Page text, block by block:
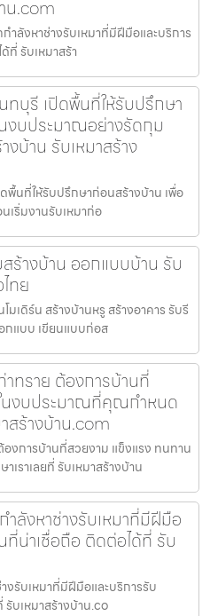
น.com
ำลังหาช่างรับเหมาที่มีฝีมือและบริการ
ที่ รับเหมาสร้า
บุรี เปิดพื้นที่ให้รับปรึกษา
งบประมาณอย่างรัดกุม
งบ้าน รับเหมาสร้าง
พื้นที่ให้รับปรึกษาก่อนสร้างบ้าน เพื่อ
ริ่มงานรับเหมาก่อ
ร้างบ้าน ออกแบบบ้าน รับ
ทย
เดิร์น สร้างบ้านหรู สร้างอาคาร รับรี
กแบบ เขียนแบบก่อส
ทราย ต้องการบ้านที่
นงบประมาณที่คุณกำหนด
สร้างบ้าน.com
งการบ้านที่สวยงาม แข็งแรง ทนทาน
ราเลยที่ รับเหมาสร้างบ้าน
ลังหาช่างรับเหมาที่มีฝีมือ
น่าเชื่อถือ ติดต่อได้ที่ รับ
งรับเหมาที่มีฝีมือและบริการรับ
บเหมาสร้างบ้าน.co